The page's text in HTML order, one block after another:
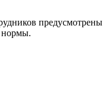
предусмотрены
нормы.